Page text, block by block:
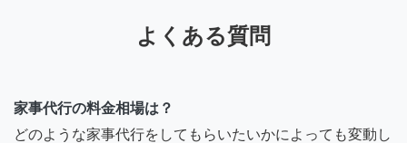
よくある質問
家事代行の料金相場は？
どのような家事代行をしてもらいたいかによっても変動し